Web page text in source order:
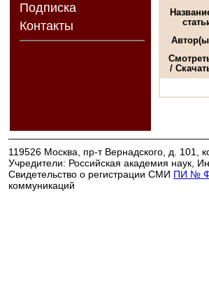
Подписка
Контакты
/
119526 Москва, пр-т Вернадского, д. 101,
Учредители: Российская академия наук,
Свидетельство о регистрации СМИ ПИ №
коммуникаций